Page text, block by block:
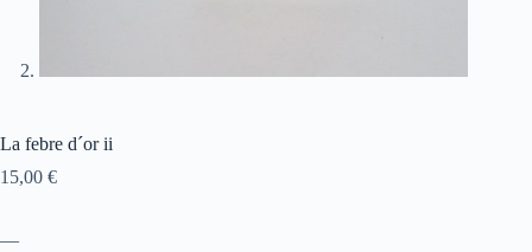
La febre d´or ii
15,00 €
—